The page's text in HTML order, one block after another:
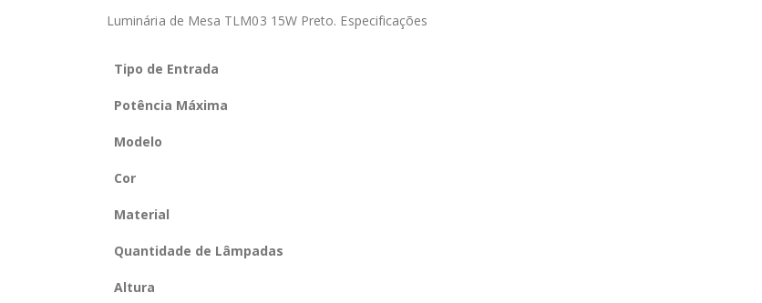
Luminária de Mesa TLM03 15W Preto. Especificações
Tipo de Entrada
Potência Máxima
Modelo
Cor
Material
Quantidade de Lâmpadas
Altura